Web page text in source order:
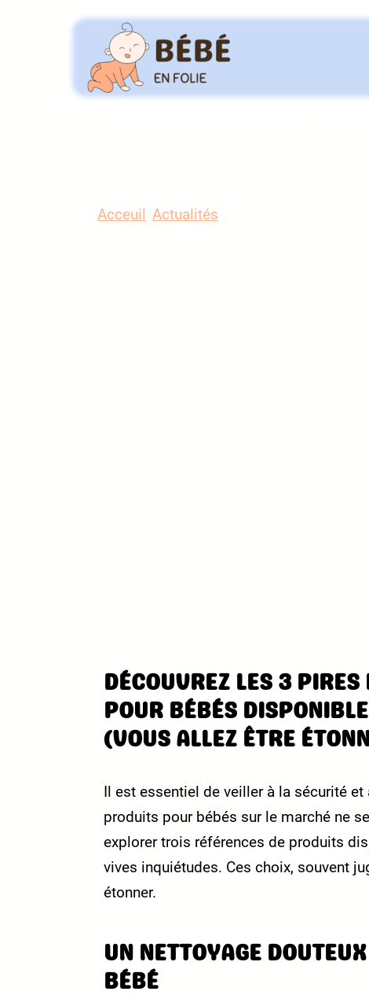
DÉCOUVREZ LES 3
Acceuil Actualités
DÉCOUVREZ LES 3 PIRES
POUR BÉBÉS
(VOUS ALLEZ ÊTRE
Il est essentiel de veiller à la sécurité
produits pour bébés sur le marché ne
explorer trois références de produits
vives inquiétudes. Ces choix, souvent
étonner.
UN NETTOYAGE
BÉBÉ